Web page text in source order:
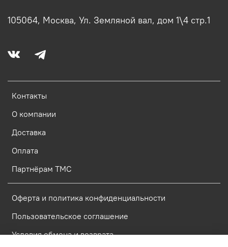
Контакты
О компании
Доставка
Оплата
Партнёрам ТМС
Оферта и политика конфиденциальности
Пользовательское соглашение
Условия обмена и возврата
105064, Москва, Ул. Земляной вал, дом 1\4 стр.1